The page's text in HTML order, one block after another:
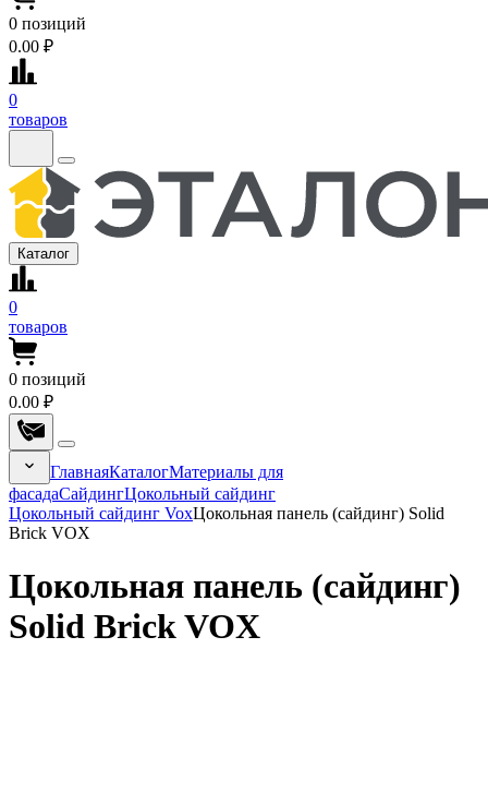
0 позиций
0.00 ₽
0
товаров
Каталог
0
товаров
0 позиций
0.00 ₽
ГлавнаяКаталогМатериалы для
фасадаСайдингЦокольный сайдинг
Цокольный сайдинг VoxЦокольная панель (сайдинг) Solid
Brick VOX
Цокольная панель (сайдинг)
Solid Brick VOX